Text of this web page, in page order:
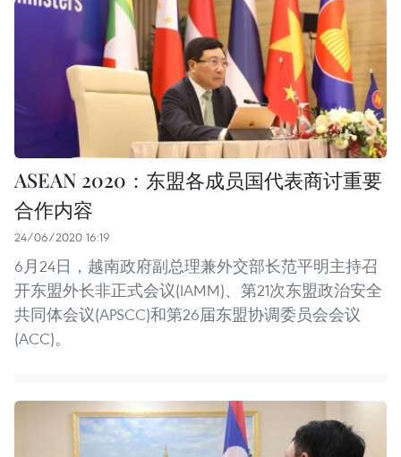
ASEAN 2020：东盟各成员国代表商讨重要
合作内容
24/06/2020 16:19
6月24日，越南政府副总理兼外交部长范平明主持召
开东盟外长非正式会议(IAMM)、第21次东盟政治安全
共同体会议(APSCC)和第26届东盟协调委员会会议
(ACC)。